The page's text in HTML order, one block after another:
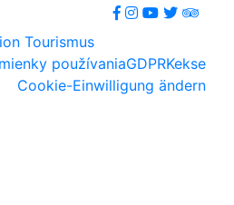
Tourismus
používaniaGDPRKekse
Cookie-Einwilligung ändern